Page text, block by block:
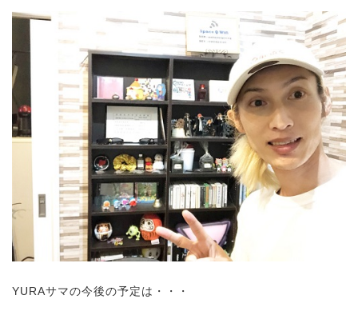
YURAサマの今後の予定は・・・